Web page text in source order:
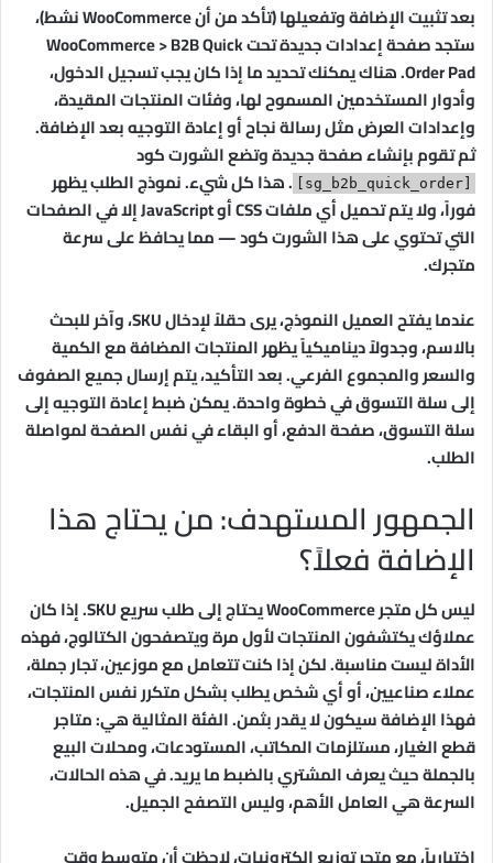
بعد تثبيت الإضافة وتفعيلها (تأكد من أن WooCommerce نشط)،
ستجد صفحة إعدادات جديدة تحت WooCommerce > B2B Quick
Order Pad. هناك يمكنك تحديد ما إذا كان يجب تسجيل الدخول،
وأدوار المستخدمين المسموح لها، وفئات المنتجات المقيدة،
وإعدادات العرض مثل رسالة نجاح أو إعادة التوجيه بعد الإضافة.
ثم تقوم بإنشاء صفحة جديدة وتضع الشورت كود
[sg_b2b_quick_order]
. هذا كل شيء. نموذج الطلب يظهر
فوراً، ولا يتم تحميل أي ملفات CSS أو JavaScript إلا في الصفحات
التي تحتوي على هذا الشورت كود — مما يحافظ على سرعة
متجرك.
عندما يفتح العميل النموذج، يرى حقلاً لإدخال SKU، وآخر للبحث
بالاسم، وجدولاً ديناميكياً يظهر المنتجات المضافة مع الكمية
والسعر والمجموع الفرعي. بعد التأكيد، يتم إرسال جميع الصفوف
إلى سلة التسوق في خطوة واحدة. يمكن ضبط إعادة التوجيه إلى
سلة التسوق، صفحة الدفع، أو البقاء في نفس الصفحة لمواصلة
الطلب.
الجمهور المستهدف: من يحتاج هذا
الإضافة فعلاً؟
ليس كل متجر WooCommerce يحتاج إلى طلب سريع SKU. إذا كان
عملاؤك يكتشفون المنتجات لأول مرة ويتصفحون الكتالوج، فهذه
الأداة ليست مناسبة. لكن إذا كنت تتعامل مع موزعين، تجار جملة،
عملاء صناعيين، أو أي شخص يطلب بشكل متكرر نفس المنتجات،
فهذا الإضافة سيكون لا يقدر بثمن. الفئة المثالية هي: متاجر
قطع الغيار، مستلزمات المكاتب، المستودعات، ومحلات البيع
بالجملة حيث يعرف المشتري بالضبط ما يريد. في هذه الحالات،
السرعة هي العامل الأهم، وليس التصفح الجميل.
اختبارياً، مع متجر توزيع إلكترونيات، لاحظت أن متوسط وقت